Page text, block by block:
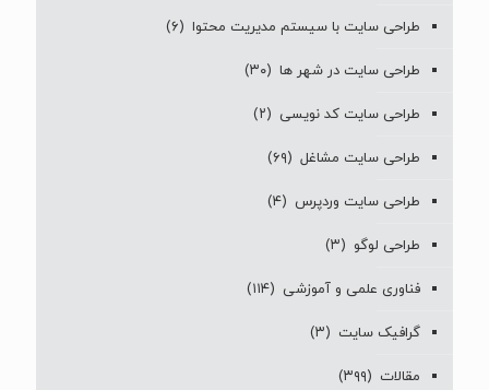
طراحی سایت با سیستم مدیریت محتوا (۶)
طراحی سایت در شهر ها (۳۰)
طراحی سایت کد نویسی (۲)
طراحی سایت مشاغل (۶۹)
طراحی سایت وردپرس (۴)
طراحی لوگو (۳)
فناوری علمی و آموزشی (۱۱۴)
گرافیک سایت (۳)
مقالات (۳۹۹)